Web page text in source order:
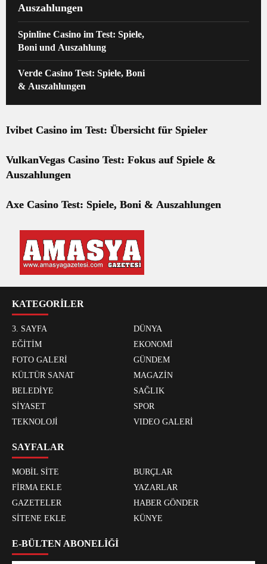
Auszahlungen
Spinline Casino im Test: Spiele,
Boni und Auszahlung
Verde Casino Test: Spiele, Boni
& Auszahlungen
Ivibet Casino im Test: Übersicht für Spieler
VulkanVegas Casino Test: Fokus auf Spiele &
Auszahlungen
Axe Casino Test: Spiele, Boni & Auszahlungen
KATEGORİLER
3. SAYFA
DÜNYA
EĞİTİM
EKONOMİ
FOTO GALERİ
GÜNDEM
KÜLTÜR SANAT
MAGAZİN
BELEDİYE
SAĞLIK
SİYASET
SPOR
TEKNOLOJİ
VIDEO GALERİ
SAYFALAR
MOBİL SİTE
BURÇLAR
FİRMA EKLE
YAZARLAR
GAZETELER
HABER GÖNDER
SİTENE EKLE
KÜNYE
E-BÜLTEN ABONELİĞİ